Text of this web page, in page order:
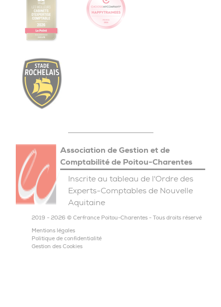
Association de Gestion et de
Comptabilité de Poitou-Charentes
Inscrite au tableau de l'Ordre des
Experts-Comptables de Nouvelle
Aquitaine
2019 - 2026 © Cerfrance Poitou-Charentes - Tous droits réservé
Mentions légales
Politique de confidentialité
Gestion des Cookies